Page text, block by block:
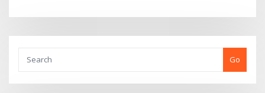
Go